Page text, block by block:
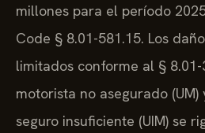
millones para el período
Code § 8.01-581.15. Los
limitados conforme al §
motorista no asegurado
seguro insuficiente (UIM) se